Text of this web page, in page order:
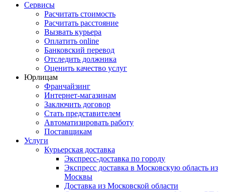
Сервисы
Расчитать стоимость
Расчитать расстояние
Вызвать курьера
Оплатить online
Банковский перевод
Отследить должника
Оценить качество услуг
Юрлицам
Франчайзинг
Интернет-магазинам
Заключить договор
Стать представителем
Автоматизировать работу
Поставщикам
Услуги
Курьерская доставка
Экспресс-доставка по городу
Экспресс доставка в Московскую область из
Москвы
Доставка из Московской области